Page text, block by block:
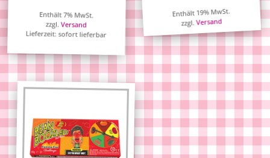
Enthält 7% MwSt.
zzgl.Versand
Lieferzeit: sofort lieferbar
Enthält 19% MwSt.
zzgl.Versand